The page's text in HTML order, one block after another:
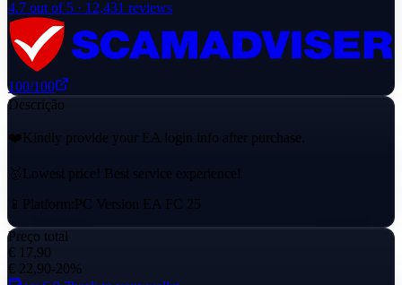
4.7 out of 5 · 12,431 reviews
100/100
Descrição
❤️Kindly provide your EA login info after purchase.
🥇Lowest price! Best service experience!
📱Platform:PC Version EA FC 25
Preço total
€ 17,90
€ 22,90-20%